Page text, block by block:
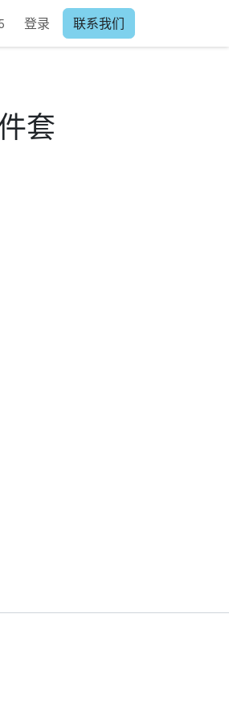
登录 联系我们
套